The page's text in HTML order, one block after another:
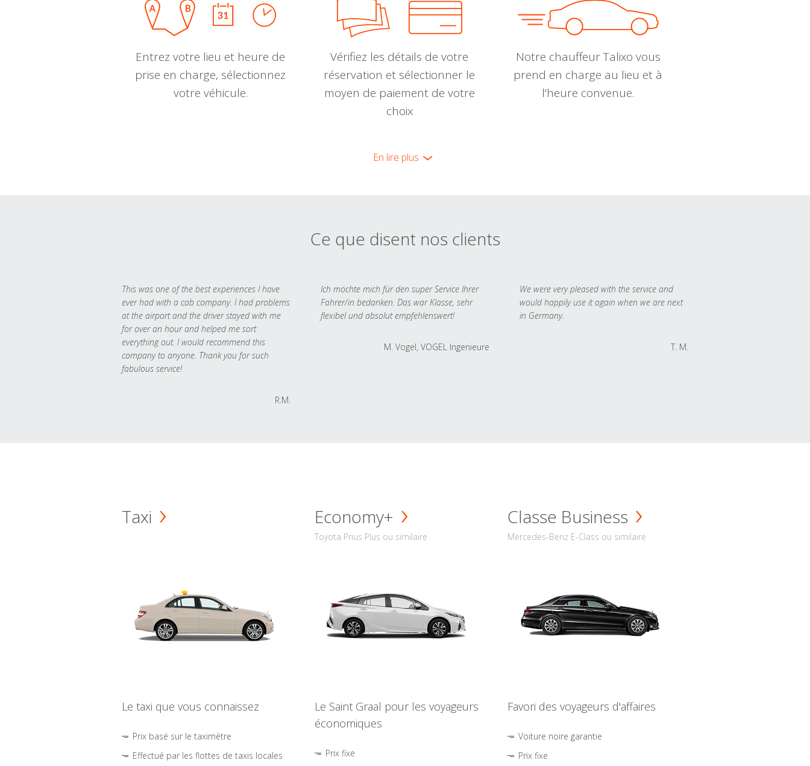
Entrez votre lieu et heure de
prise en charge, sélectionnez
votre véhicule.
Vérifiez les détails de votre
réservation et sélectionner le
moyen de paiement de votre
choix
Notre chauffeur Talixo vous
prend en charge au lieu et à
l'heure convenue.
En lire plus
Ce que disent nos clients
This was one of the best experiences I have
ever had with a cab company. I had problems
at the airport and the driver stayed with me
for over an hour and helped me sort
everything out. I would recommend this
company to anyone. Thank you for such
fabulous service!
R.M.
Ich möchte mich für den super Service Ihrer
Fahrer/in bedanken. Das war Klasse, sehr
flexibel und absolut empfehlenswert!
M. Vogel, VOGEL Ingenieure
We were very pleased with the service and
would happily use it again when we are next
in Germany.
T. M.
Taxi
Le taxi que vous connaissez
Prix basé sur le taximètre
Effectué par les flottes de taxis locales
Economy+
Toyota Prius Plus ou similaire
Le Saint Graal pour les voyageurs
économiques
Prix fixe
Classe Business
Mercedes-Benz E-Class ou similaire
Favori des voyageurs d'affaires
Voiture noire garantie
Prix fixe